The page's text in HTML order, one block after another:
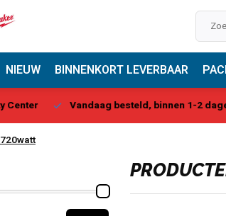
NIEUW BINNENKORT LEVERBAAR
binnen 1-2 dagen geleverd* Bestel
720watt